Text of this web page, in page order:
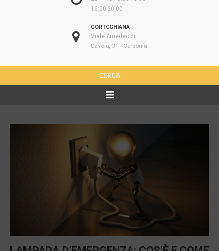
16:00-20:00
CORTOGHIANA
Viale Amedeo di
Savoia, 31 - Carbonia
CERCA